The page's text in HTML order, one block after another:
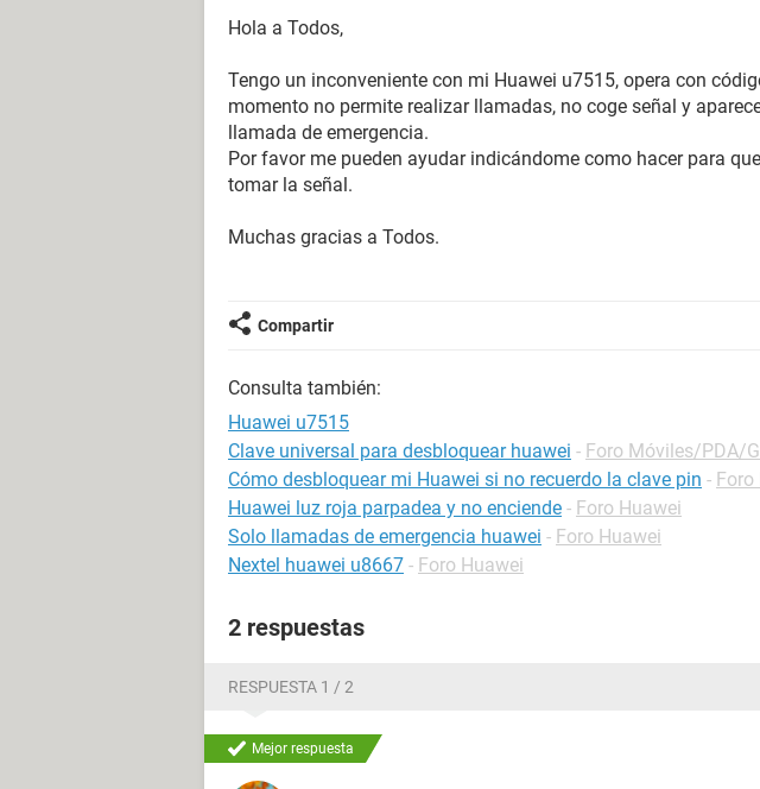
Hola a Todos,
Tengo un inconveniente con mi Huawei u7515, opera con
momento no permite realizar llamadas, no coge señal y
llamada de emergencia.
Por favor me pueden ayudar indicándome como hacer para
tomar la señal.
Muchas gracias a Todos.
Compartir
Consulta también:
Huawei u7515
Clave universal para desbloquear huawei - Foro Móviles/PDA/
Cómo desbloquear mi Huawei si no recuerdo la clave pin - Foro
Huawei luz roja parpadea y no enciende - Foro Huawei
Solo llamadas de emergencia huawei - Foro Huawei
Nextel huawei u8667 - Foro Huawei
2 respuestas
RESPUESTA 1 / 2
Mejor respuesta